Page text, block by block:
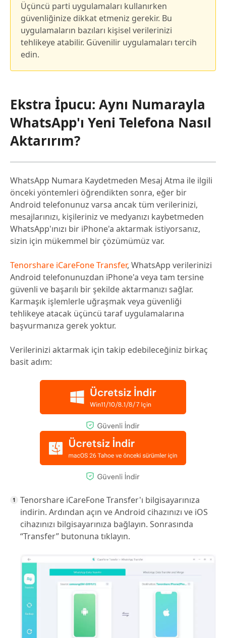
Üçüncü parti uygulamaları kullanırken
güvenliğinize dikkat etmeniz gerekir. Bu
uygulamaların bazıları kişisel verilerinizi
tehlikeye atabilir. Güvenilir uygulamaları tercih
edin.
Ekstra İpucu: Aynı Numarayla
WhatsApp'ı Yeni Telefona Nasıl
Aktarırım?
WhatsApp Numara Kaydetmeden Mesaj Atma ile ilgili
önceki yöntemleri öğrendikten sonra, eğer bir
Android telefonunuz varsa ancak tüm verilerinizi,
mesajlarınızı, kişileriniz ve medyanızı kaybetmeden
WhatsApp'ınızı bir iPhone'a aktarmak istiyorsanız,
sizin için mükemmel bir çözümümüz var.
Tenorshare iCareFone Transfer, WhatsApp verilerinizi
Android telefonunuzdan iPhone'a veya tam tersine
güvenli ve başarılı bir şekilde aktarmanızı sağlar.
Karmaşık işlemlerle uğraşmak veya güvenliği
tehlikeye atacak üçüncü taraf uygulamalarına
başvurmanıza gerek yoktur.
Verilerinizi aktarmak için takip edebileceğiniz birkaç
basit adım:
Tenorshare iCareFone Transfer'ı bilgisayarınıza
indirin. Ardından açın ve Android cihazınızı ve iOS
cihazınızı bilgisayarınıza bağlayın. Sonrasında
“Transfer” butonuna tıklayın.